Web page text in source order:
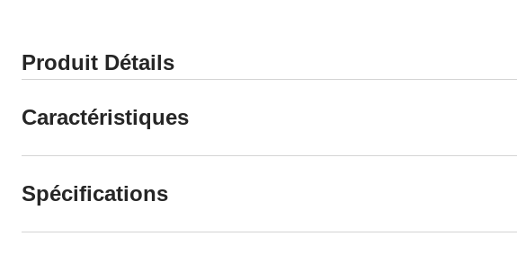
Produit Détails
Caractéristiques
Spécifications